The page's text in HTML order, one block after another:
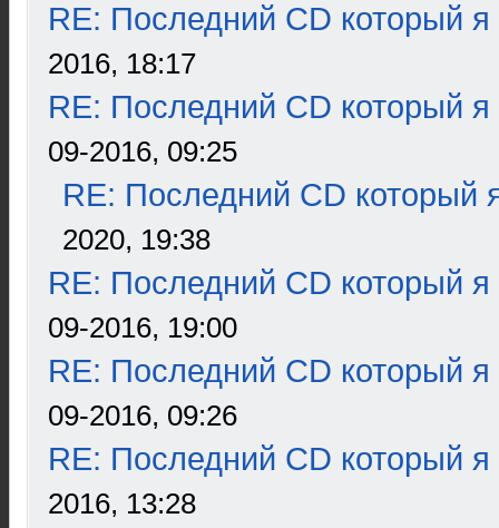
RE: Последний CD который я
2016, 18:17
RE: Последний CD который я
09-2016, 09:25
RE: Последний CD который
2020, 19:38
RE: Последний CD который я
09-2016, 19:00
RE: Последний CD который я
09-2016, 09:26
RE: Последний CD который я
2016, 13:28